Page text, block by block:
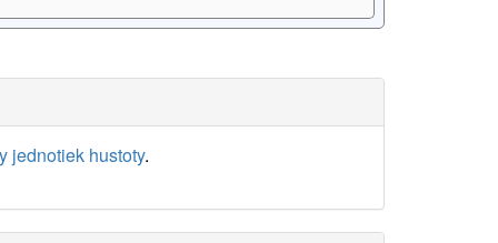
jednotiek hustoty.